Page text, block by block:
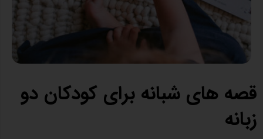
قصه های شبانه برای کودکان دو
زبانه